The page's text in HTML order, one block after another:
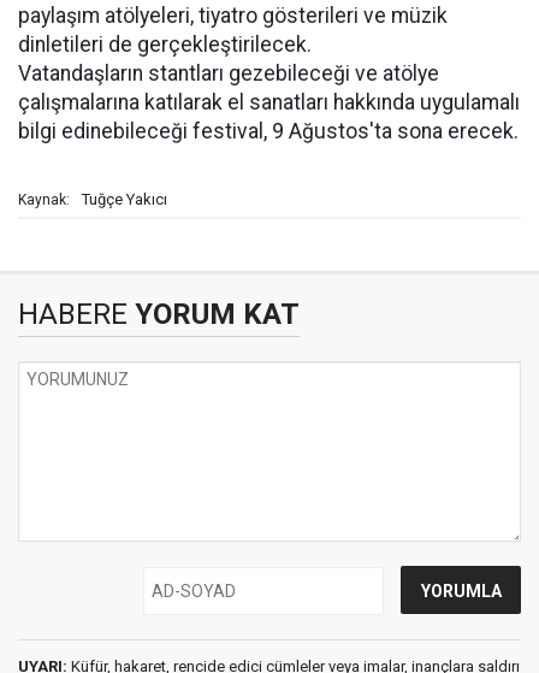
paylaşım atölyeleri, tiyatro gösterileri ve müzik
dinletileri de gerçekleştirilecek.
Vatandaşların stantları gezebileceği ve atölye
çalışmalarına katılarak el sanatları hakkında uygulamalı
bilgi edinebileceği festival, 9 Ağustos'ta sona erecek.
Kaynak: Tuğçe Yakıcı
HABERE YORUM KAT
UYARI: Küfür, hakaret, rencide edici cümleler veya imalar, inançlara saldırı